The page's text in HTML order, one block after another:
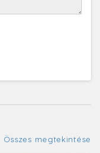
Összes megtekintése